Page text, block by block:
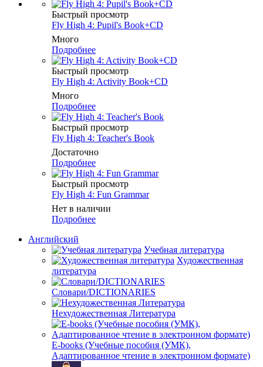
Быстрый просмотр
Fly High 4: Pupil's Book+CD
Много
Подробнее
Быстрый просмотр
Fly High 4: Activity Book+CD
Много
Подробнее
Быстрый просмотр
Fly High 4: Teacher's Book
Достаточно
Подробнее
Быстрый просмотр
Fly High 4: Fun Grammar
Нет в наличии
Подробнее
Английский
Учебная литература
Художественная
литература
Словари/DICTIONARIES
Нехудожественная Литература
E-books (Учебные пособия (УМК),
Адаптированное чтение в электронном формате)